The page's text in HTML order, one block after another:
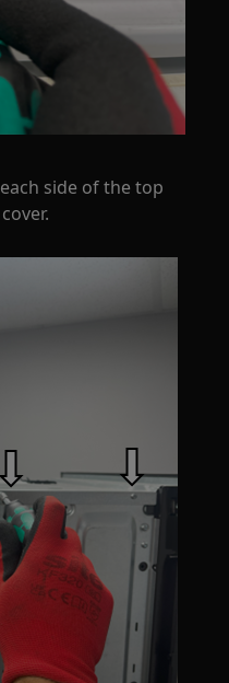
side of the top